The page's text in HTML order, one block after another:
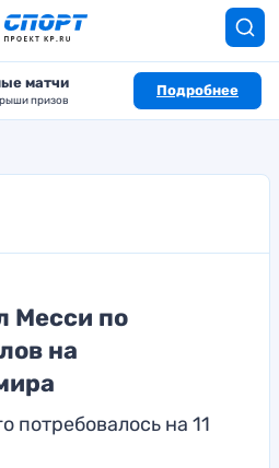
матчи
призов
Подробнее
Месси по
на
потребовалось на 11